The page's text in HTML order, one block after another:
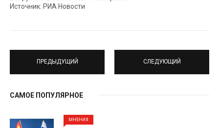
Источник: РИА Новости
ПРЕДЫДУЩИЙ СЛЕДУЮЩИЙ
САМОЕ ПОПУЛЯРНОЕ
МНЕНИЯ